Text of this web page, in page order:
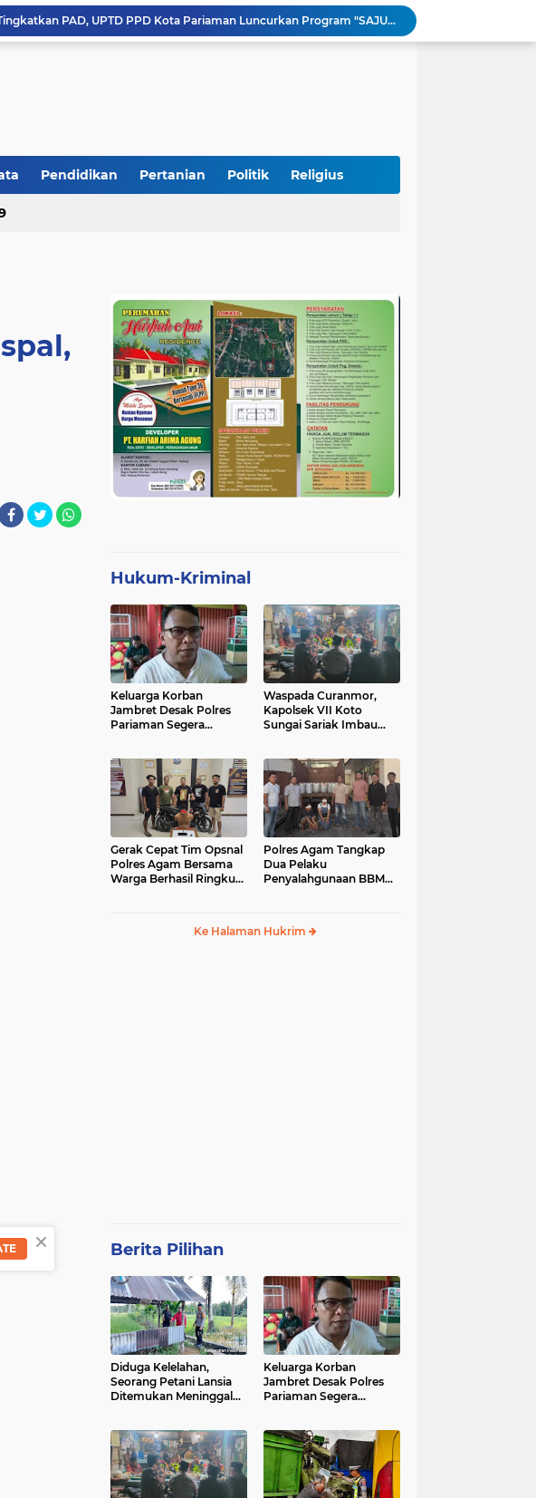
Pemkab Perkuat Komitmen Dalam Kehidupan Masyarakat Yang Harmonis
Diduga Akibat Puntung Rokok, Satu Pohon Cemara di Pantai Kata Pariaman Terbakar
Ganggu Akses Jalan Pada Empat Titik
Pecah Kongsi Pimpinan Pemda
Pendidikan Pertanian Politik Religius
Hukum-Kriminal
Keluarga Korban
Jambret Desak Polres
Pariaman Segera
Waspada Curanmor,
Kapolsek VII Koto
Sungai Sariak Imbau
Gerak Cepat Tim Opsnal
Polres Agam Bersama
Warga Berhasil Ringkus
Polres Agam Tangkap
Dua Pelaku
Penyalahgunaan BBM
Ke Halaman Hukrim
Berita Pilihan
Diduga Kelelahan,
Seorang Petani Lansia
Ditemukan Meninggal
Keluarga Korban
Jambret Desak Polres
Pariaman Segera
×